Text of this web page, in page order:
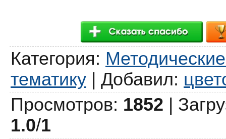
Категория:
тематику | Добавил:
Просмотров: 1852 |
1.0/1